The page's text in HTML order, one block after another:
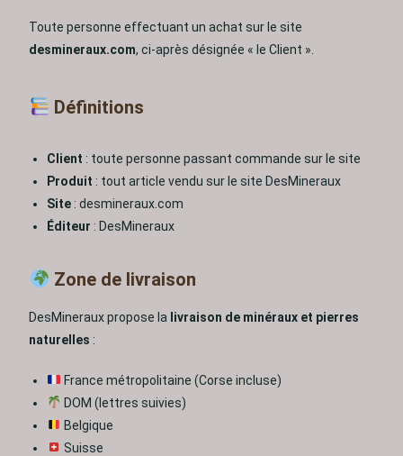
Toute personne effectuant un achat sur le site
desmineraux.com, ci-après désignée « le Client ».
Définitions
Client : toute personne passant commande sur le site
Produit : tout article vendu sur le site DesMineraux
Site : desmineraux.com
Éditeur : DesMineraux
Zone de livraison
DesMineraux propose la livraison de minéraux et pierres
naturelles :
France métropolitaine (Corse incluse)
DOM (lettres suivies)
Belgique
Suisse